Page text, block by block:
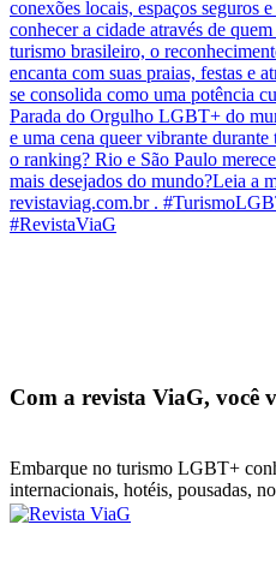
Com a revista ViaG, você
Embarque no turismo LGBT+
internacionais, hotéis, pousadas,